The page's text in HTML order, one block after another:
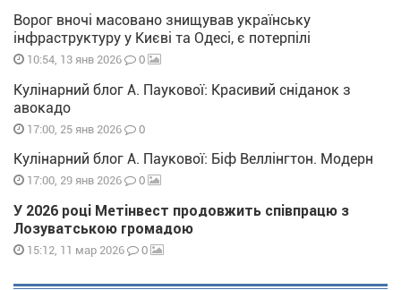
Ворог вночі масовано знищував українську
інфраструктуру у Києві та Одесі, є потерпілі
10:54, 13 янв 2026 0
Кулінарний блог А. Паукової: Красивий сніданок з
авокадо
17:00, 25 янв 2026 0
Кулінарний блог А. Паукової: Біф Веллінгтон. Модерн
17:00, 29 янв 2026 0
У 2026 році Метінвест продовжить співпрацю з
Лозуватською громадою
15:12, 11 мар 2026 0